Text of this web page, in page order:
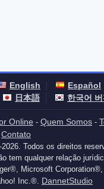
English Español
日本語 한국어 버
Online - Quem Somos -
Contato
Todos os direitos
tem qualquer relação
Microsoft
Inc.®. DannetStudio